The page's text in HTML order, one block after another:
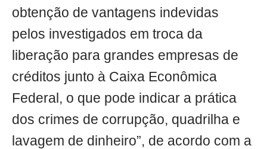
obtenção de vantagens indevidas
pelos investigados em troca da
liberação para grandes empresas de
créditos junto à Caixa Econômica
Federal, o que pode indicar a prática
dos crimes de corrupção, quadrilha e
lavagem de dinheiro”, de acordo com a